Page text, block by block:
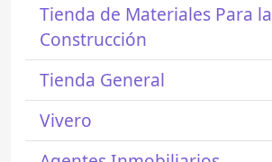
Tienda de Materiales Para la
Construcción
Tienda General
Vivero